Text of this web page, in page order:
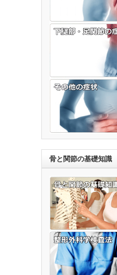
骨と関節の基礎知識